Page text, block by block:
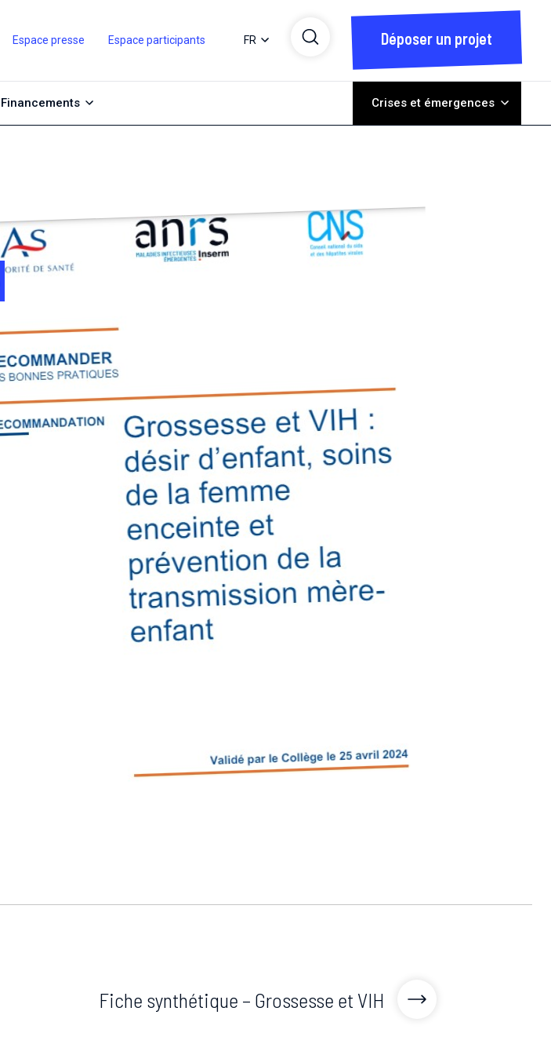
Espace presse Espace participants FR Déposer un projet
Financements Crises et émergences
Fiche synthétique – Grossesse et VIH